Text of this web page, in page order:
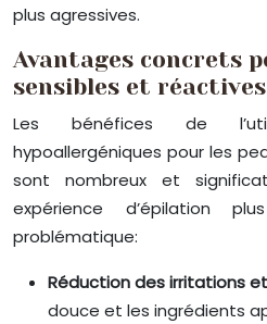
plus agressives.
Avantages concrets
sensibles et réactives
Les bénéfices de
hypoallergéniques pour les
sont nombreux et
expérience d’épilation
problématique:
Réduction des irritations
douce et les ingrédients